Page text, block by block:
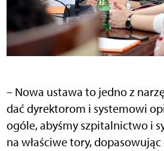
– Nowa ustawa to jedno z
dać dyrektorom i systemowi
ogóle, abyśmy szpitalnictwo i
na właściwe tory,